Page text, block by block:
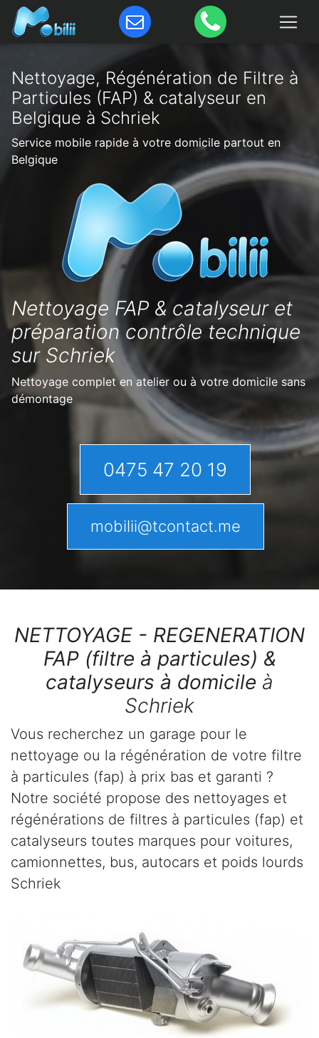
Nettoyage, Régénération de Filtre à
Particules (FAP) & catalyseur en
Belgique à Schriek
Service mobile rapide à votre domicile partout en
Belgique
Nettoyage FAP & catalyseur et
préparation contrôle technique
sur Schriek
Nettoyage complet en atelier ou à votre domicile sans
démontage
0475 47 20 19
mobilii@tcontact.me
NETTOYAGE - REGENERATION
FAP (filtre à particules) &
catalyseurs à domicile à
Schriek
Vous recherchez un garage pour le
nettoyage ou la régénération de votre filtre
à particules (fap) à prix bas et garanti ?
Notre société propose des nettoyages et
régénérations de filtres à particules (fap) et
catalyseurs toutes marques pour voitures,
camionnettes, bus, autocars et poids lourds
Schriek